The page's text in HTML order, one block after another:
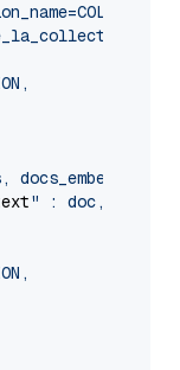
" : doc, "